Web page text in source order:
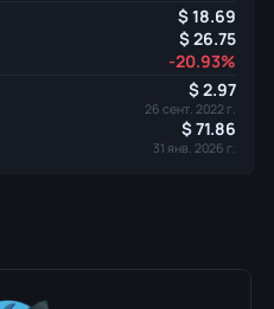
18.69
26.75
-20.93%
2.97
26 сент. 2022 г.
71.86
31 янв. 2026 г.